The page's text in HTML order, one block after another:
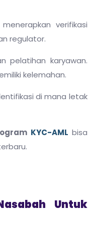
verifikasi
regulator.
pelatihan karyawan.
kelemahan.
di mana letak
KYC-AML bisa
Untuk